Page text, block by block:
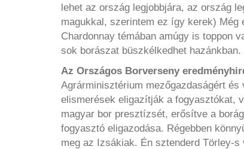
lehet az ország legjobbjára, az ország
magukkal, szerintem ez így kerek) Még
Chardonnay témában amúgy is toppon
sok borászat büszkélkedhet hazánkban.
Az Országos Borverseny
Agrárminisztérium mezőgazdaságért
elismerések eligazítják a fogyasztókat,
magyar bor presztízsét, erősítve a
fogyasztó eligazodása. Régebben
meg az Izsákiak. Én sztenderd Törley-